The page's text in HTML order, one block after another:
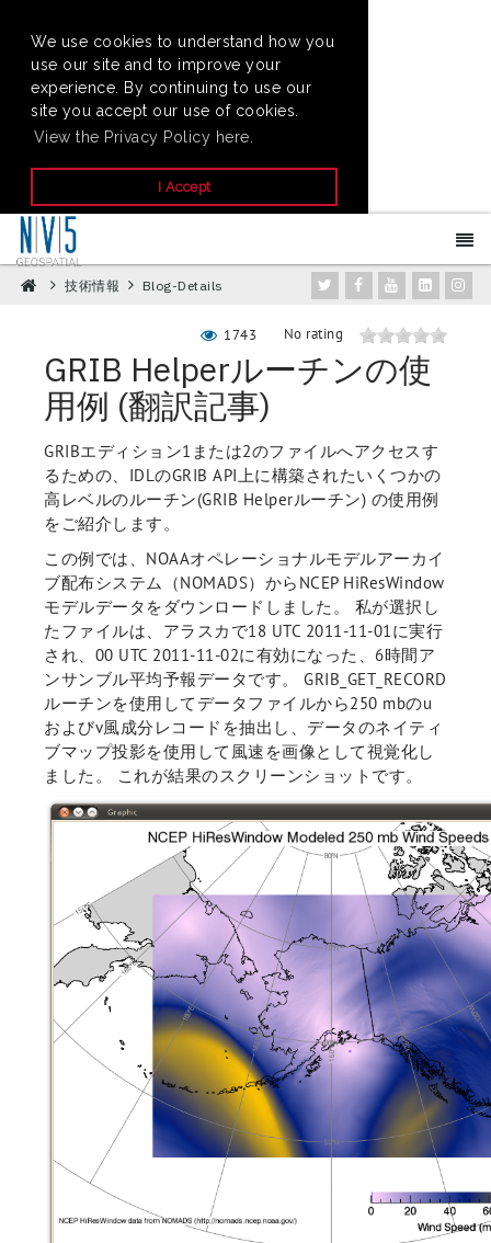
We use cookies to understand how you
use our site and to improve your
experience. By continuing to use our
site you accept our use of cookies.
View the Privacy Policy here.
I Accept
技術情報 Blog-Details
1743 No rating
GRIB Helperルーチンの使
用例 (翻訳記事)
GRIBエディション1または2のファイルへアクセスす
るための、IDLのGRIB API上に構築されたいくつかの
高レベルのルーチン(GRIB Helperルーチン) の使用例
をご紹介します。
この例では、NOAAオペレーショナルモデルアーカイ
ブ配布システム（NOMADS）からNCEP HiResWindow
モデルデータをダウンロードしました。 私が選択し
たファイルは、アラスカで18 UTC 2011-11-01に実行
され、00 UTC 2011-11-02に有効になった、6時間ア
ンサンブル平均予報データです。 GRIB_GET_RECORD
ルーチンを使用してデータファイルから250 mbのu
およびv風成分レコードを抽出し、データのネイティ
ブマップ投影を使用して風速を画像として視覚化し
ました。 これが結果のスクリーンショットです。